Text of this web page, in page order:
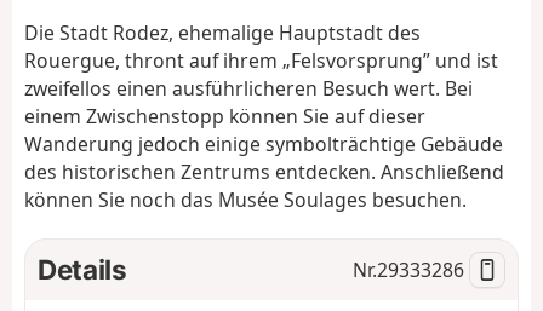
t
n
Die Stadt Rodez, ehemalige Hauptstadt des
Rouergue, thront auf ihrem „Felsvorsprung” und ist
zweifellos einen ausführlicheren Besuch wert. Bei
einem Zwischenstopp können Sie auf dieser
Wanderung jedoch einige symbolträchtige Gebäude
des historischen Zentrums entdecken. Anschließend
können Sie noch das Musée Soulages besuchen.
Details Nr.29333286